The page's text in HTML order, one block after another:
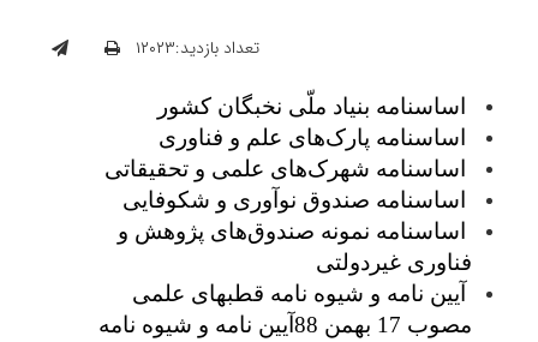
تعداد بازدید:۱۲۰۲۳
اساسنامه بنیاد ملّی نخبگان کشور
اساسنامه پارک‌های علم و فناوری
اساسنامه شهرک‌های علمی و تحقیقاتی
اساسنامه صندوق نوآوری و شکوفایی
اساسنامه نمونه صندوق‌های پژوهش و
فناوری غیردولتی
آیین نامه و شیوه نامه قطبهای علمی
مصوب 17 بهمن 88آیین نامه و شیوه نامه